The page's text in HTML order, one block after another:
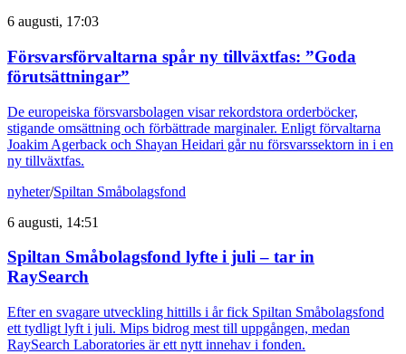
6 augusti, 17:03
Försvarsförvaltarna spår ny tillväxtfas: ”Goda
förutsättningar”
De europeiska försvarsbolagen visar rekordstora orderböcker,
stigande omsättning och förbättrade marginaler. Enligt förvaltarna
Joakim Agerback och Shayan Heidari går nu försvarssektorn in i en
ny tillväxtfas.
nyheter/Spiltan Småbolagsfond
6 augusti, 14:51
Spiltan Småbolagsfond lyfte i juli – tar in
RaySearch
Efter en svagare utveckling hittills i år fick Spiltan Småbolagsfond
ett tydligt lyft i juli. Mips bidrog mest till uppgången, medan
RaySearch Laboratories är ett nytt innehav i fonden.